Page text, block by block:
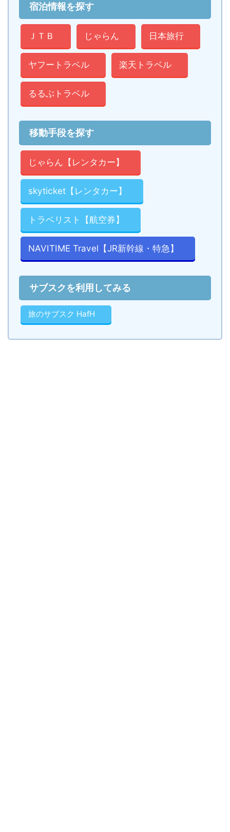
宿泊情報を探す
ＪＴＢ じゃらん 日本旅行
ヤフートラベル 楽天トラベル
るるぶトラベル
移動手段を探す
じゃらん【レンタカー】
skyticket【レンタカー】
トラベリスト【航空券】
NAVITIME Travel【JR新幹線・特急】
サブスクを利用してみる
旅のサブスク HafH